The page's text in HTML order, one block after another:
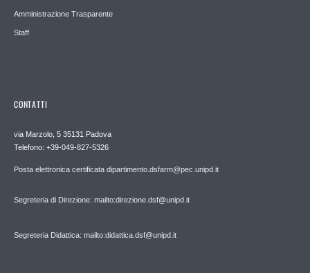
Amministrazione Trasparente
Staff
CONTATTI
via Marzolo, 5 35131 Padova
Telefono: +39-049-827-5326
Posta elettronica certificata dipartimento.dsfarm@pec.unipd.it
Segreteria di Direzione: mailto:direzione.dsf@unipd.it
Segreteria Didattica: mailto:didattica.dsf@unipd.it